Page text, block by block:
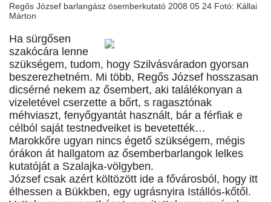
Regős József barlangász ösemberkutató 2008 05 24 Fotó: Kállai
Márton
Ha sürgősen
szakócára lenne
szükségem, tudom, hogy Szilvásváradon gyorsan
beszerezhetném. Mi több, Regős József hosszasan
dicsérné nekem az ősembert, aki találékonyan a
vizeletével cserzette a bőrt, s ragasztónak
méhviaszt, fenyőgyantát használt, bár a férfiak e
célból saját testnedveiket is bevetették…
Marokkőre ugyan nincs égető szükségem, mégis
órákon át hallgatom az ősemberbarlangok lelkes
kutatóját a Szalajka-völgyben.
József csak azért költözött ide a fővárosból, hogy itt
élhessen a Bükkben, egy ugrásnyira Istállós-kőtől.